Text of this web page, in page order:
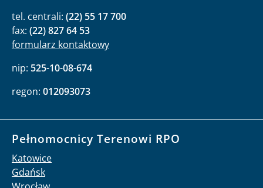
tel. centrali: (22) 55 17 700
fax: (22) 827 64 53
formularz kontaktowy
nip: 525-10-08-674
regon: 012093073
Pełnomocnicy Terenowi RPO
Katowice
Gdańsk